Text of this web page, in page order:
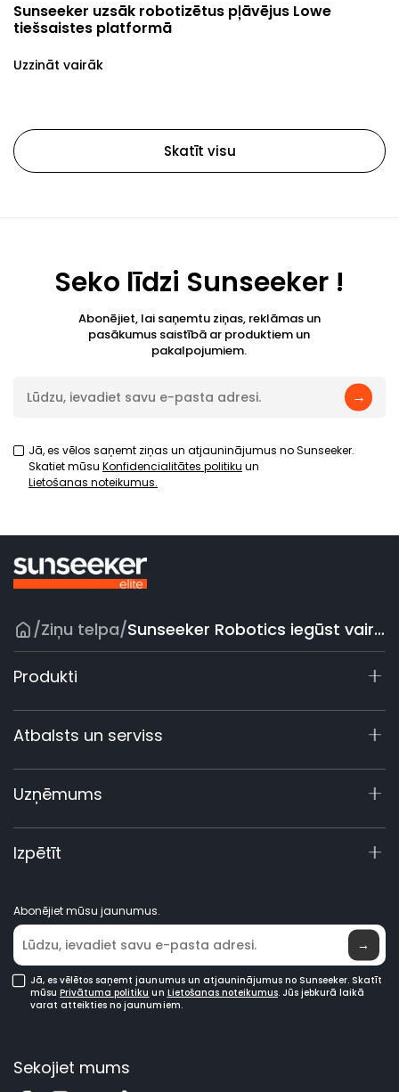
Sunseeker uzsāk robotizētus pļāvējus Lowe
tiešsaistes platformā
Uzzināt vairāk
Skatīt visu
Seko līdzi Sunseeker !
Abonējiet, lai saņemtu ziņas, reklāmas un
pasākumus saistībā ar produktiem un
pakalpojumiem.
→
Jā, es vēlos saņemt ziņas un atjauninājumus no Sunseeker.
Skatiet mūsu Konfidencialitātes politiku un
Lietošanas noteikumus.
/Ziņu telpa/ Sunseeker Robotics iegūst vairākas prestižas starptautiskas balvas, tostarp 2025. gada Plus X balvu
Produkti
X9 sērija
X4
X3 Gen 2
60 V komerciālie
Piederumi
Atbalsts un serviss
Atbalsta centrs
Garantijas reģistrācija
Produktu vaicājumi
Rokasgrāmatas un video
Uzņēmums
Par mums
Elite laboratorija
Kur iegādāties
Izpētīt
Abonējiet mūsu jaunumus.
→
Jā, es vēlētos saņemt jaunumus un atjauninājumus no Sunseeker. Skatīt
mūsu Privātuma politiku un Lietošanas noteikumus. Jūs jebkurā laikā
varat atteikties no jaunumiem.
Sekojiet mums